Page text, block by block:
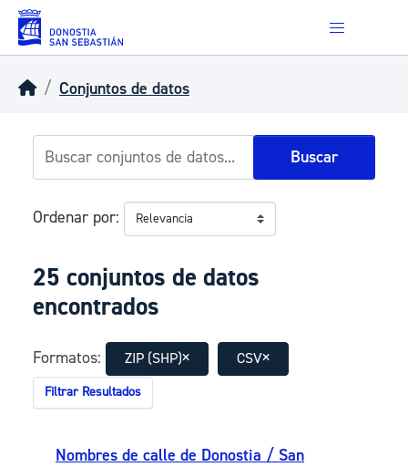
Skip to main content
Conjuntos de datos
Buscar
Ordenar por
25 conjuntos de datos
encontrados
Formatos: ZIP (SHP) CSV
Filtrar Resultados
Nombres de calle de Donostia / San